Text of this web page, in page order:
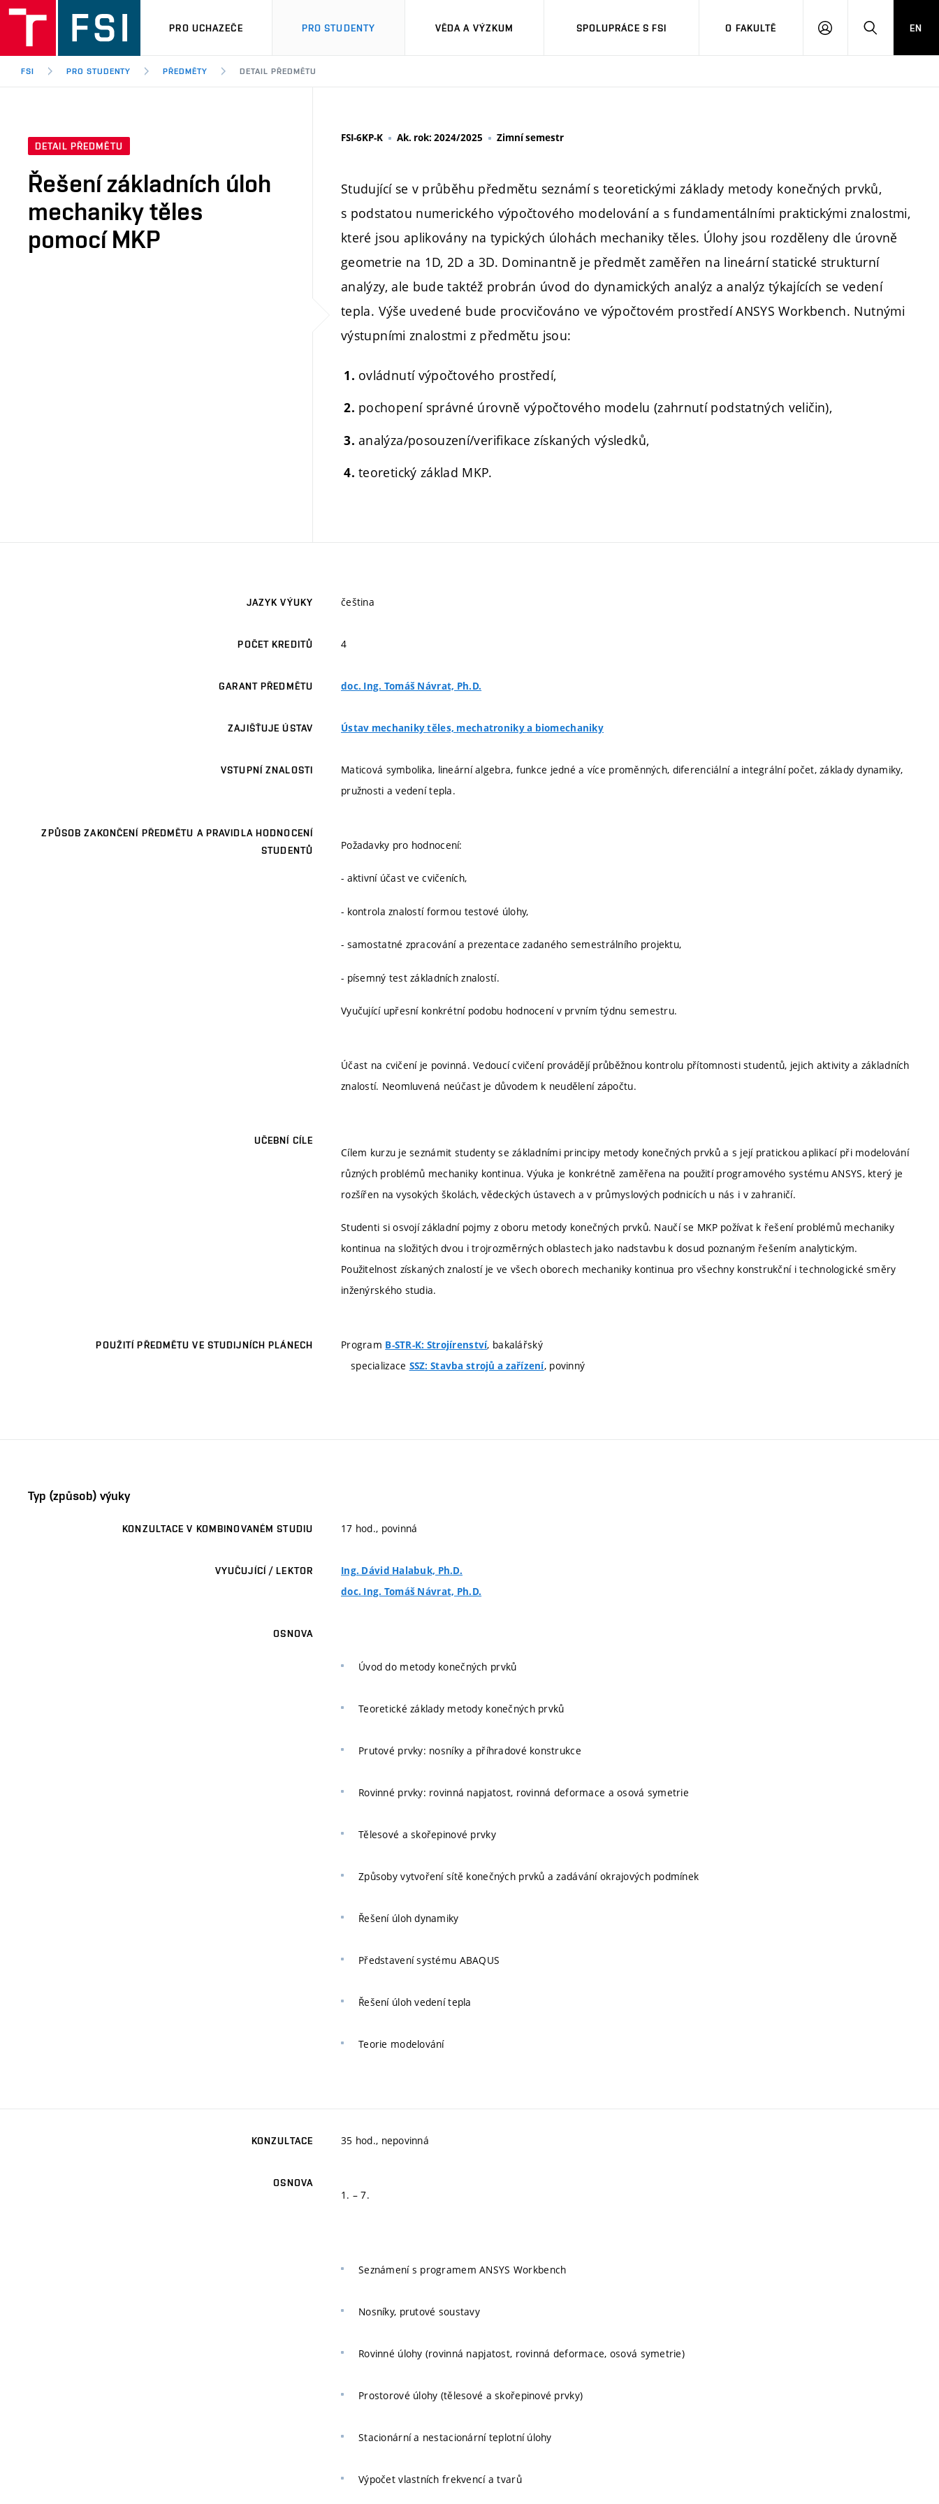
PRO UCHAZEČE PRO STUDENTY VĚDA A VÝZKUM SPOLUPRÁCE S FSI O FAKULTĚ
PŘIHLÁŠENÍHLEDAT
EN
FSI PRO STUDENTY PŘEDMĚTY DETAIL PŘEDMĚTU
DETAIL PŘEDMĚTU
Řešení základních úloh
mechaniky těles
pomocí MKP
FSI-6KP-K Ak. rok: 2024/2025 Zimní semestr
Studující se v průběhu předmětu seznámí s teoretickými základy metody konečných prvků,
s podstatou numerického výpočtového modelování a s fundamentálními praktickými znalostmi,
které jsou aplikovány na typických úlohách mechaniky těles. Úlohy jsou rozděleny dle úrovně
geometrie na 1D, 2D a 3D. Dominantně je předmět zaměřen na lineární statické strukturní
analýzy, ale bude taktéž probrán úvod do dynamických analýz a analýz týkajících se vedení
tepla. Výše uvedené bude procvičováno ve výpočtovém prostředí ANSYS Workbench. Nutnými
výstupními znalostmi z předmětu jsou:
ovládnutí výpočtového prostředí,
pochopení správné úrovně výpočtového modelu (zahrnutí podstatných veličin),
analýza/posouzení/verifikace získaných výsledků,
teoretický základ MKP.
JAZYK VÝUKY čeština
POČET KREDITŮ 4
GARANT PŘEDMĚTU doc. Ing. Tomáš Návrat, Ph.D.
ZAJIŠŤUJE ÚSTAV Ústav mechaniky těles, mechatroniky a biomechaniky
VSTUPNÍ ZNALOSTI
Maticová symbolika, lineární algebra, funkce jedné a více proměnných, diferenciální a integrální počet, základy dynamiky,
pružnosti a vedení tepla.
ZPŮSOB ZAKONČENÍ PŘEDMĚTU A PRAVIDLA HODNOCENÍ
STUDENTŮ
Požadavky pro hodnocení:
- aktivní účast ve cvičeních,
- kontrola znalostí formou testové úlohy,
- samostatné zpracování a prezentace zadaného semestrálního projektu,
- písemný test základních znalostí.
Vyučující upřesní konkrétní podobu hodnocení v prvním týdnu semestru.
Účast na cvičení je povinná. Vedoucí cvičení provádějí průběžnou kontrolu přítomnosti studentů, jejich aktivity a základních
znalostí. Neomluvená neúčast je důvodem k neudělení zápočtu.
UČEBNÍ CÍLE
Cílem kurzu je seznámit studenty se základními principy metody konečných prvků a s její pratickou aplikací při modelování
různých problémů mechaniky kontinua. Výuka je konkrétně zaměřena na použití programového systému ANSYS, který je
rozšířen na vysokých školách, vědeckých ústavech a v průmyslových podnicích u nás i v zahraničí.
Studenti si osvojí základní pojmy z oboru metody konečných prvků. Naučí se MKP požívat k řešení problémů mechaniky
kontinua na složitých dvou i trojrozměrných oblastech jako nadstavbu k dosud poznaným řešením analytickým.
Použitelnost získaných znalostí je ve všech oborech mechaniky kontinua pro všechny konstrukční i technologické směry
inženýrského studia.
POUŽITÍ PŘEDMĚTU VE STUDIJNÍCH PLÁNECH Program B-STR-K: Strojírenství, bakalářský
specializace SSZ: Stavba strojů a zařízení, povinný
Typ (způsob) výuky
KONZULTACE V KOMBINOVANÉM STUDIU 17 hod., povinná
VYUČUJÍCÍ / LEKTOR
Ing. Dávid Halabuk, Ph.D.
doc. Ing. Tomáš Návrat, Ph.D.
OSNOVA
Úvod do metody konečných prvků
Teoretické základy metody konečných prvků
Prutové prvky: nosníky a příhradové konstrukce
Rovinné prvky: rovinná napjatost, rovinná deformace a osová symetrie
Tělesové a skořepinové prvky
Způsoby vytvoření sítě konečných prvků a zadávání okrajových podmínek
Řešení úloh dynamiky
Představení systému ABAQUS
Řešení úloh vedení tepla
Teorie modelování
KONZULTACE 35 hod., nepovinná
OSNOVA
1. – 7.
Seznámení s programem ANSYS Workbench
Nosníky, prutové soustavy
Rovinné úlohy (rovinná napjatost, rovinná deformace, osová symetrie)
Prostorové úlohy (tělesové a skořepinové prvky)
Stacionární a nestacionární teplotní úlohy
Výpočet vlastních frekvencí a tvarů